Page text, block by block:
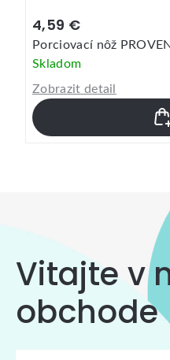
4,59 €
Porciovací nôž
Skladom
Zobrazit detail
Vitajte v
obchode